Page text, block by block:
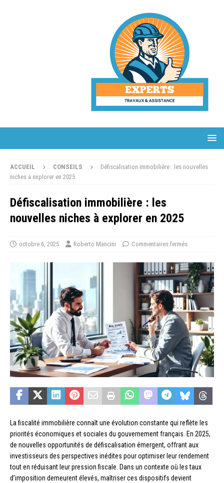
ACCUEIL CONSEILS
Défiscalisation immobilière : les nouvelles
niches à explorer en 2025
Défiscalisation immobilière : les
nouvelles niches à explorer en 2025
octobre 6, 2025 Roberto Mancini Commentaires fermés
La fiscalité immobilière connaît une évolution constante qui reflète les
priorités économiques et sociales du gouvernement français. En 2025,
de nouvelles opportunités de défiscalisation émergent, offrant aux
investisseurs des perspectives inédites pour optimiser leur rendement
tout en réduisant leur pression fiscale. Dans un contexte où les taux
d’imposition demeurent élevés, maîtriser ces dispositifs devient